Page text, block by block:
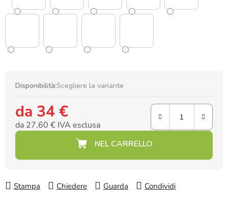
Disponibilità:Scegliere la variante
da 34 €
da 27,60 € IVA esclusa
Prezzo della misura:
Stampa Chiedere Guarda Condividi